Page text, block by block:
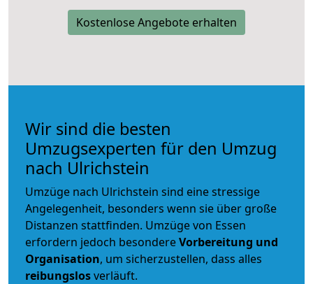
Kostenlose Angebote erhalten
Wir sind die besten
Umzugsexperten für den Umzug
nach Ulrichstein
Umzüge nach Ulrichstein sind eine stressige
Angelegenheit, besonders wenn sie über große
Distanzen stattfinden. Umzüge von Essen
erfordern jedoch besondereVorbereitung und
Organisation, um sicherzustellen, dass alles
reibungslosverläuft.